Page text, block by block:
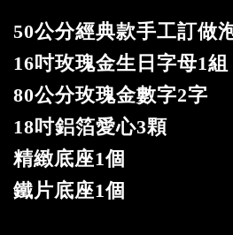
50公分經典款手工訂做
16吋玫瑰金生日字母1組
80公分玫瑰金數字2字
18吋鋁箔愛心3顆
精緻底座1個
鐵片底座1個